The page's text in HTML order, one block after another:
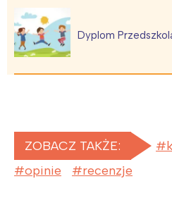
Dyplom
ZOBACZ TAKŻE:
opinie
recenzje